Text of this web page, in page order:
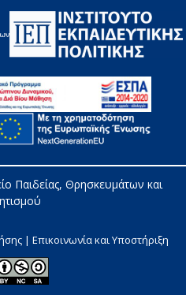
Παιδείας, Θρησκευμάτων και
| Επικοινωνία και Υποστήριξη